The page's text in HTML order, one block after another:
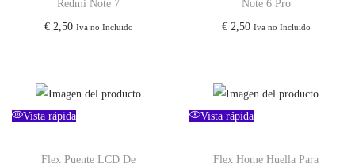
a
1
,
,
.
Redmi Note 7
€2,50 Iva no Incluido
Note 6 Pro
€2,50 Iva no Incluido
Vista rápida
Flex Puente LCD De
Vista rápida
Flex Home Huella Para